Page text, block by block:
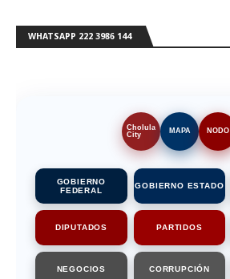
WHATSAPP 222 3986 144
Cholula
City
MAPA NODO
GOBIERNO
FEDERAL
GOBIERNO ESTADO
DIPUTADOS PARTIDOS
NEGOCIOS CORRUPCIÓN